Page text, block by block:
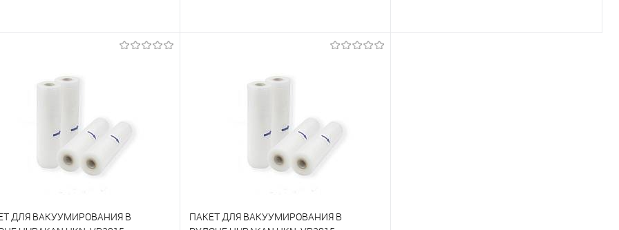
ДЛЯ ВАКУУМИРОВАНИЯ В
ПАКЕТ ДЛЯ ВАКУУМИРОВАНИЯ В